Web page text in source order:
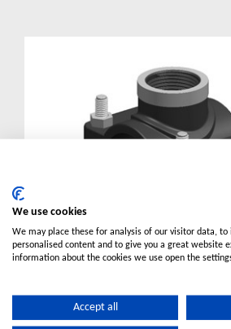
ΔΕΙΤΕ ΛΕΠΤΟΜΕΡΕΙΕΣ
Μονή με 4 Βίδες
Stainless Steel Bolts
We use cookies
We may place these for analysis of our visitor data,
personalised content and to give you a great website
information about the cookies we use open the
Accept all